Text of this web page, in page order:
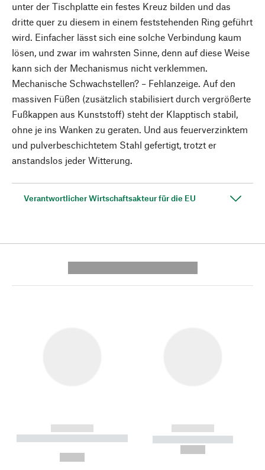
unter der Tischplatte ein festes Kreuz bilden und das
dritte quer zu diesem in einem feststehenden Ring geführt
wird. Einfacher lässt sich eine solche Verbindung kaum
lösen, und zwar im wahrsten Sinne, denn auf diese Weise
kann sich der Mechanismus nicht verklemmen.
Mechanische Schwachstellen? – Fehlanzeige. Auf den
massiven Füßen (zusätzlich stabilisiert durch vergrößerte
Fußkappen aus Kunststoff) steht der Klapptisch stabil,
ohne je ins Wanken zu geraten. Und aus feuerverzinktem
und pulverbeschichtetem Stahl gefertigt, trotzt er
anstandslos jeder Witterung.
Verantwortlicher Wirtschaftsakteur für die EU
------------
----------- ----------- --------
------------
----------- -----------